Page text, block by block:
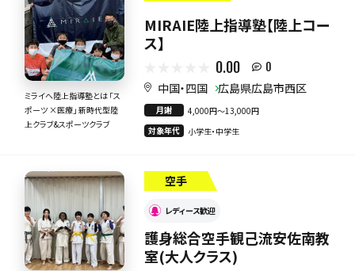
ミライへ陸上指導塾とは 「ス
ポーツ ×医療」 新時代型陸
上クラブ&スポーツクラブ
MIRAIE陸上指導塾【陸上コー
ス】
0.00 0
中国・四国 広島県広島市西区
月謝
4,000円〜13,000円
対象年代
小学生・中学生
空手
レディース歓迎
護身総合空手観己流安佐南教
室(大人クラス)